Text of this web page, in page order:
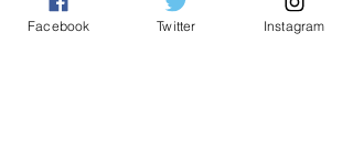
keluar pergi beli barang keperluan, kami takut jika
terlalu banyak berita palsu ada penduduk mula
Facebook Twitter Instagram